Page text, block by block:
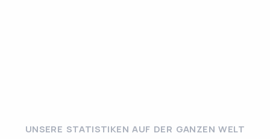
UNSERE STATISTIKEN AUF DER GANZEN WELT